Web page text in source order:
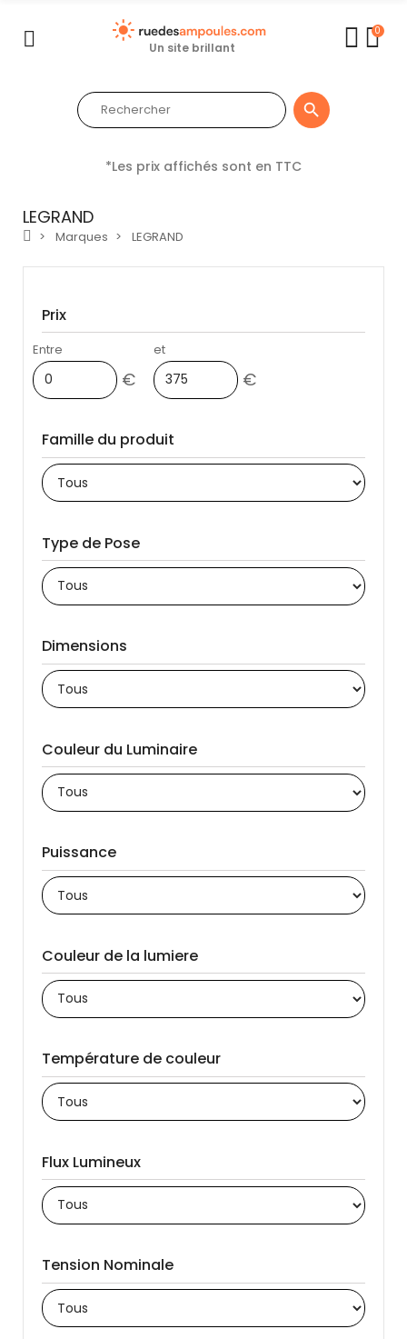
Un site brillant
0

*Les prix affichés sont en TTC
LEGRAND
Marques LEGRAND
Prix
Entre
€
et
€
Famille du produit
Type de Pose
Dimensions
Couleur du Luminaire
Puissance
Couleur de la lumiere
Température de couleur
Flux Lumineux
Tension Nominale